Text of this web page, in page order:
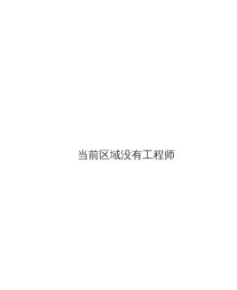
当前区域没有工程师